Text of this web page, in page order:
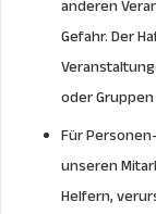
anderen
Gefahr. Der
oder
Für
unseren
Helfern,